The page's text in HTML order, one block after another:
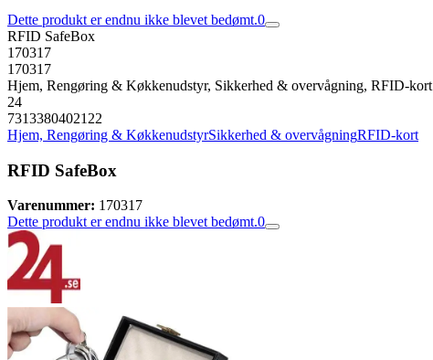
Dette produkt er endnu ikke blevet bedømt.0
RFID SafeBox
170317
170317
Hjem, Rengøring & Køkkenudstyr, Sikkerhed & overvågning, RFID-kort
24
7313380402122
Hjem, Rengøring & KøkkenudstyrSikkerhed & overvågningRFID-kort
RFID SafeBox
Varenummer: 170317
Dette produkt er endnu ikke blevet bedømt.0